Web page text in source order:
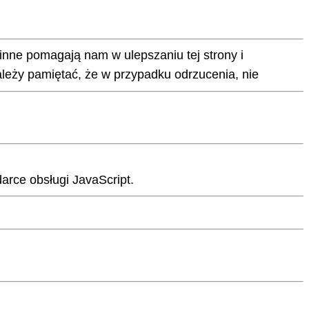
obsługi JavaScript.
pomagają nam w ulepszaniu tej strony i
pamiętać, że w przypadku odrzucenia, nie